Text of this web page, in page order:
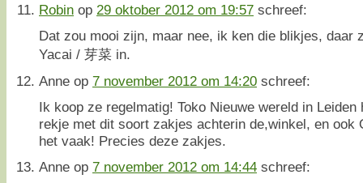
Robin op 29 oktober 2012 om 19:57 schreef:
Dat zou mooi zijn, maar nee, ik ken die blikjes, daar
Yacai / 芽菜 in.
Anne op 7 november 2012 om 14:20 schreef:
Ik koop ze regelmatig! Toko Nieuwe wereld in
rekje met dit soort zakjes achterin de,winkel, en ook
het vaak! Precies deze zakjes.
Anne op 7 november 2012 om 14:44 schreef: